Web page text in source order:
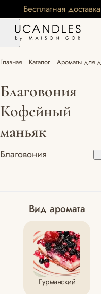
Бесплатная
Главная Каталог Ароматы для
Благовония
Кофейный
маньяк
Благовония
Вид аромата
Гурманский